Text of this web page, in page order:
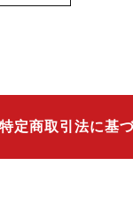
特定商取引法に基